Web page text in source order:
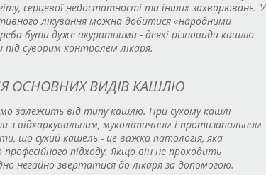
серцевої недостатності та інших захворювань. У
лікування можна добитися «народними
бути дуже акуратними - деякі різновиди кашлю
суворим контролем лікаря.
ОСНОВНИХ ВИДІВ КАШЛЮ
залежить від типу кашлю. При сухому кашлі
з відхаркувальним, муколітичним і протизапальним
що сухий кашель - це важка патологія, яка
професійного підходу. Якщо він не проходить
негайно звертатися до лікаря за допомогою.